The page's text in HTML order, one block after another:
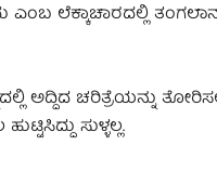
ಎಂಬ ಲೆಕ್ಕಾಚಾರದಲ್ಲಿ
ಅದ್ದಿದ ಚರಿತ್ರೆಯನ್ನು
ಸುಳ್ಳಲ್ಲ.